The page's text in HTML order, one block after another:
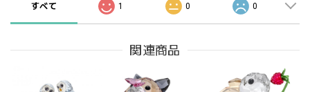
すべて 1 0 0
関連商品